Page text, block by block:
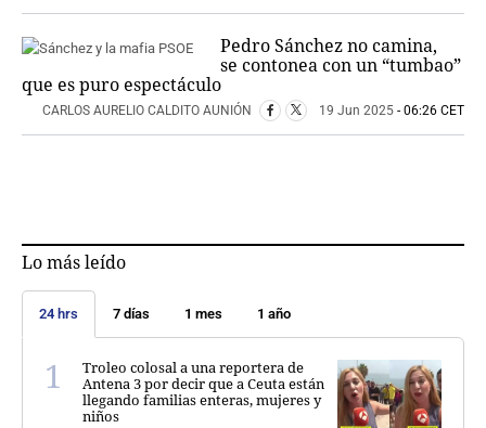
Pedro Sánchez no camina,
se contonea con un “tumbao”
que es puro espectáculo
CARLOS AURELIO CALDITO AUNIÓN 19 Jun 2025 - 06:26 CET
Lo más leído
24 hrs 7 días 1 mes 1 año
Troleo colosal a una reportera de
Antena 3 por decir que a Ceuta están
llegando familias enteras, mujeres y
niños